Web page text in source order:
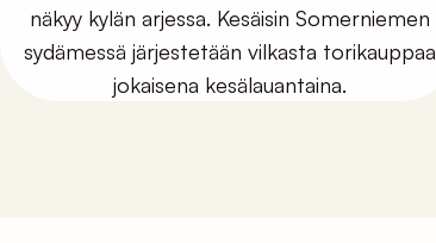
näkyy kylän arjessa. Kesäisin Somerniemen
sydämessä järjestetään vilkasta torikauppaa
jokaisena kesälauantaina.